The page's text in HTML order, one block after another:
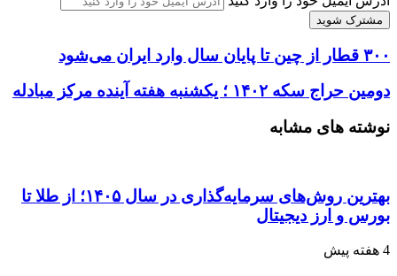
۳۰۰ قطار از چین تا پایان سال وارد ایران می‌شود
دومین حراج سکه ۱۴۰۲ ؛ یکشنبه هفته آینده مرکز مبادله
نوشته های مشابه
بهترین روش‌های سرمایه‌گذاری در سال ۱۴۰۵؛ از طلا تا
بورس و ارز دیجیتال
4 هفته پیش